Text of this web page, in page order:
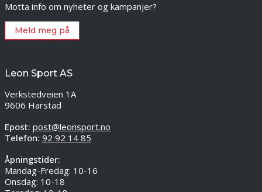
Motta info om nyheter og kampanjer?
Meld meg på
Leon Sport AS
Verkstedveien 1A
9606 Harstad
Epost: post@leonsport.no
Telefon: 92 92 14 85
Åpningstider:
Mandag-Fredag: 10-16
Onsdag: 10-18